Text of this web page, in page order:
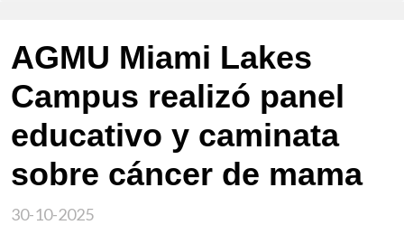
AGMU Miami Lakes
Campus realizó panel
educativo y caminata
sobre cáncer de mama
30-10-2025